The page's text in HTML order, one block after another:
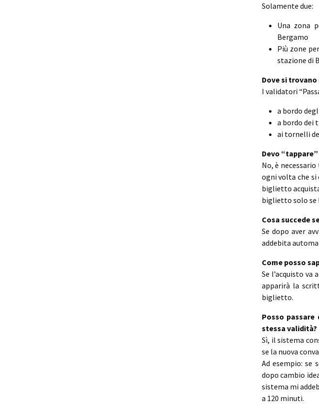
Solamente due:
Una zona
Bergamo
Più zone
stazione di
Dove si trovano
I validatori
a bordo
a bordo dei
ai tornelli
Devo
No, è
ogni volta che
biglietto
biglietto solo se
Cosa succede
Se dopo aver
addebita
Come posso
Se l’acquisto
apparirà la
biglietto.
Posso
stessa validità?
Sì, il sistema
se la nuova
Ad esempio:
dopo cambio
sistema mi
a 120 minuti.